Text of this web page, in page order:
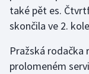
také pět es.
skončila ve 2.
Pražská rodačka
prolomeném